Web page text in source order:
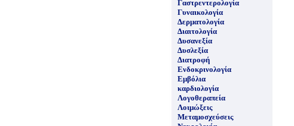
Γαστρεντερολογία
Γυναικολογία
Δερματολογία
Διαιτολογία
Δυσανεξία
Δυσλεξία
Διατροφή
Ενδοκρινολογία
Εμβόλια
καρδιολογία
Λογοθεραπεία
Λοιμώξεις
Μεταμοσχεύσεις